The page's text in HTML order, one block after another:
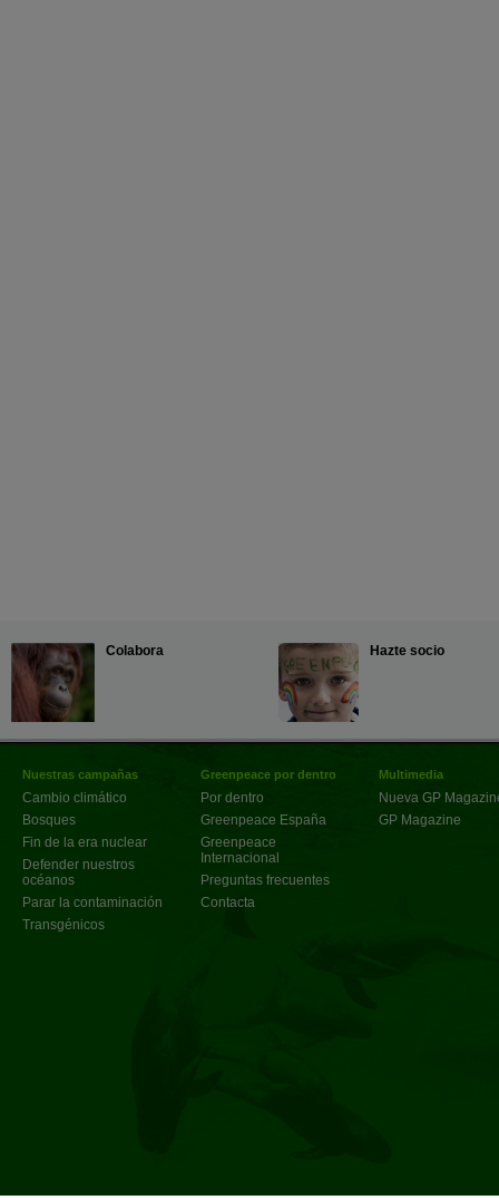
Colabora Hazte socio
Nuestras campañas
Cambio climático
Bosques
Fin de la era nuclear
Defender nuestros
océanos
Parar la contaminación
Transgénicos
Greenpeace por dentro
Por dentro
Greenpeace España
Greenpeace
Internacional
Preguntas frecuentes
Contacta
Multimedia
Nueva GP
GP Magazine